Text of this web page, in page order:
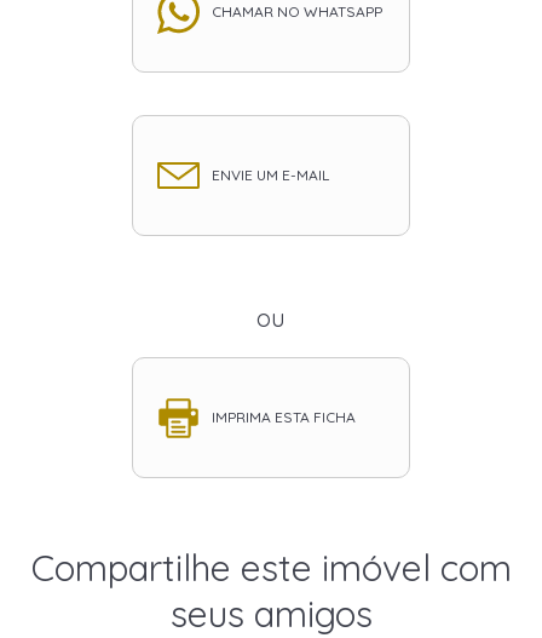
CHAMAR NO WHATSAPP
ENVIE UM E-MAIL
ou
IMPRIMA ESTA FICHA
Compartilhe este imóvel com
seus amigos